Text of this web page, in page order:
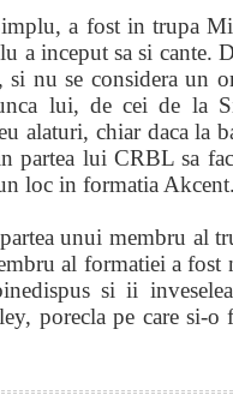
a fost in trupa
a inceput sa si cante.
si nu se considera un
lui, de cei de la
alaturi, chiar daca la
partea lui CRBL sa
loc in formatia
unui membru al
al formatiei a fost
si ii
porecla pe care si-o